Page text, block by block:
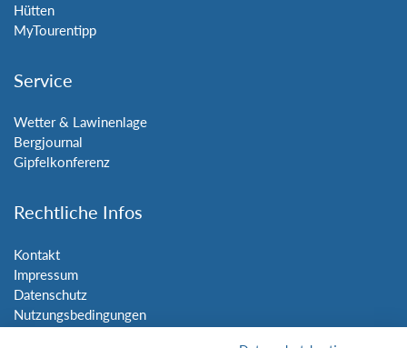
Hütten
MyTourentipp
Service
Wetter & Lawinenlage
Bergjournal
Gipfelkonferenz
Rechtliche Infos
Kontakt
Impressum
Datenschutz
Nutzungsbedingungen